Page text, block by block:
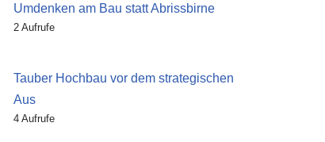
Umdenken am Bau statt Abrissbirne
2 Aufrufe
Tauber Hochbau vor dem strategischen
Aus
4 Aufrufe